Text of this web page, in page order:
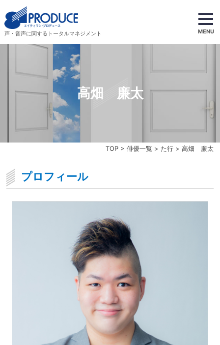
声・音声に関するトータルマネジメント MENU
TOP> 俳優一覧 > た行> 高畑 廉太
高畑 廉太
プロフィール